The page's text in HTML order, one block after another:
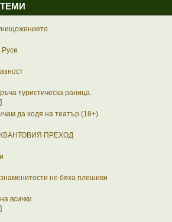
ТЕМИ
туристическа раница.
]
да ходя на театър (18+)
ПРЕХОД
не бяха плешиви
всички.
]